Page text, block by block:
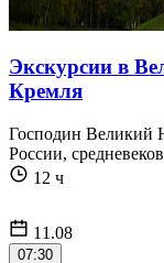
Экскурсии в
Кремля
Господин Великий
России,
12 ч
11.08
07:30